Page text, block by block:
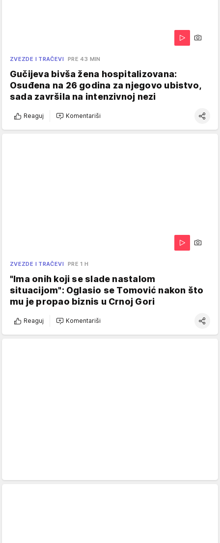
ZVEZDE I TRAČEVI PRE 43 MIN
Gučijeva bivša žena hospitalizovana:
Osuđena na 26 godina za njegovo ubistvo,
sada završila na intenzivnoj nezi
Reaguj Komentariši
ZVEZDE I TRAČEVI PRE 1 H
"Ima onih koji se slade nastalom
situacijom": Oglasio se Tomović nakon što
mu je propao biznis u Crnoj Gori
Reaguj Komentariši